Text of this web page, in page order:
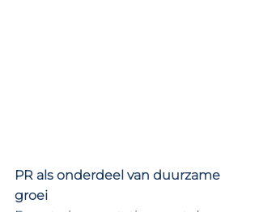
PR als onderdeel van duurzame
groei